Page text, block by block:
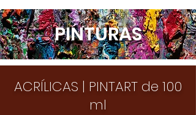
PINTURAS
ACRÍLICAS | PINTART de 100
ml